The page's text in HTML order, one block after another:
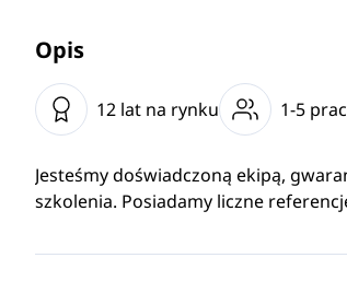
Opis
12 lat na rynku 1-5
Jesteśmy doświadczoną ekipą,
szkolenia. Posiadamy liczne